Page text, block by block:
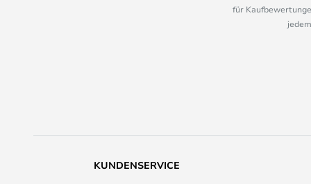
für
KUNDENSERVICE